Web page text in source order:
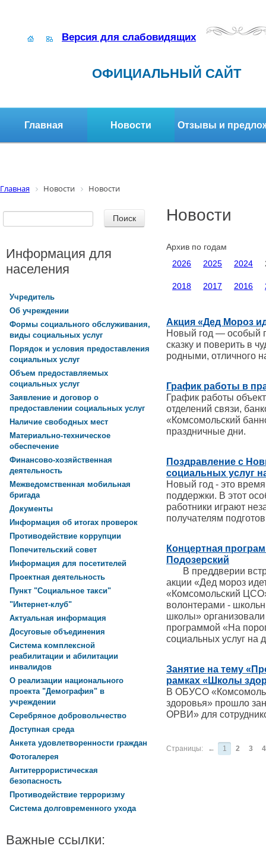
Версия для слабовидящих
ОФИЦИАЛЬНЫЙ САЙТ
Главная Новости Отзывы и
Главная Новости Новости
Новости
Архив по годам
2026
2025 2024
2018 2017 2016
Акция «Дед Мороз
Новый год — особый
сказку и поверить в
родными, отличного
График работы в
График работы
отделений связи,
«Комсомольский
праздничные дни.
Поздравление с
социальных услуг
Новый год - это
поддержки. В этот
работники играют
получателям
Концертная
Подозерский
В преддверии
акции «Дед мороз
«Комсомольский
волонтерами -
школы»
программой «На
социальных услуг на
Занятие на тему
рамках «Школы
В ОБУСО
здоровья» прошло
ОРВИ» для
Страницы: ← 1 2 3 4
Информация для
населения
Учредитель
Об учреждении
Формы социального обслуживания,
виды социальных услуг
Порядок и условия предоставления
социальных услуг
Объем предоставляемых
социальных услуг
Заявление и договор о
предоставлении социальных услуг
Наличие свободных мест
Материально-техническое
обеспечение
Финансово-хозяйственная
деятельность
Межведомственная мобильная
бригада
Документы
Информация об итогах проверок
Противодействие коррупции
Попечительский совет
Информация для посетителей
Проектная деятельность
Пункт "Социальное такси"
"Интернет-клуб"
Актуальная информация
Досуговые объединения
Система комплексной
реабилитации и абилитации
инвалидов
О реализации национального
проекта "Демография" в
учреждении
Серебряное добровольчество
Доступная среда
Анкета удовлетворенности граждан
Фотогалерея
Антитеррористическая
безопасность
Противодействие терроризму
Система долговременного ухода
Важные ссылки: